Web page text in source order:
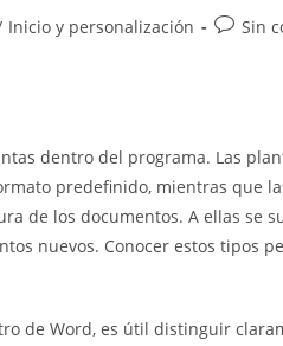
Inicio y personalización Sin
dentro del programa. Las
predefinido, mientras que
de los documentos. A ellas se
nuevos. Conocer estos tipos
de Word, es útil distinguir